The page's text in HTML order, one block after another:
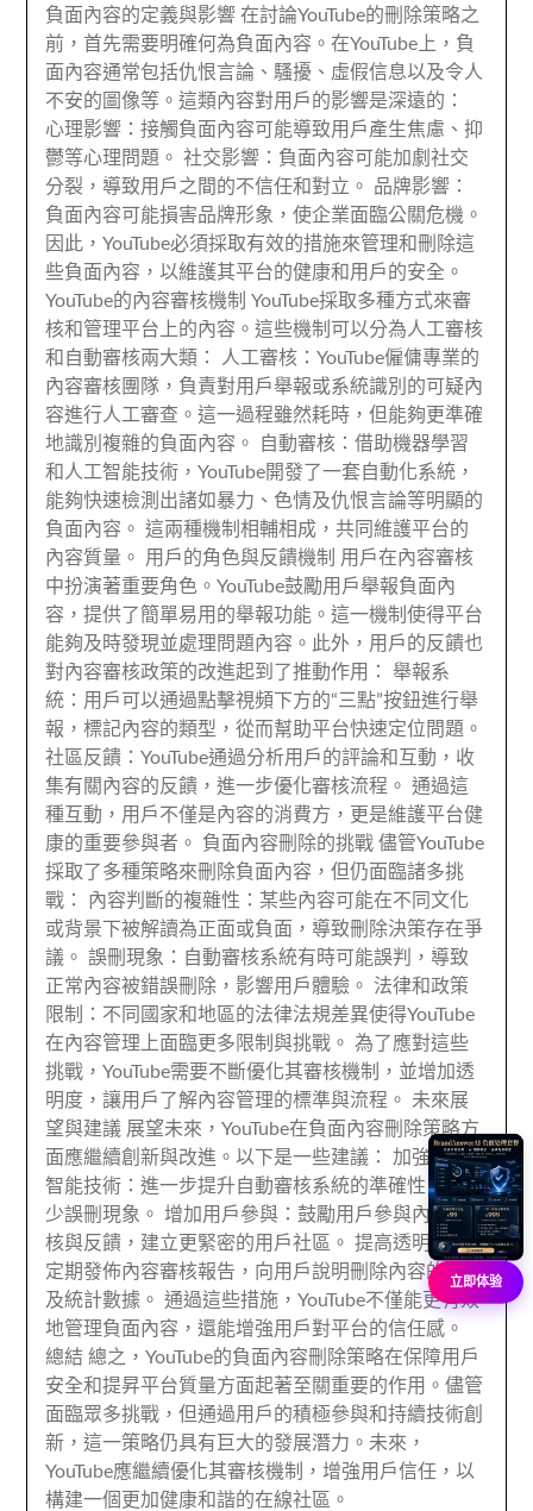
負面內容的定義與影響 在討論YouTube的刪除策略之
前，首先需要明確何為負面內容。在YouTube上，負
面內容通常包括仇恨言論、騷擾、虛假信息以及令人
不安的圖像等。這類內容對用戶的影響是深遠的：
心理影響：接觸負面內容可能導致用戶產生焦慮、抑
鬱等心理問題。 社交影響：負面內容可能加劇社交
分裂，導致用戶之間的不信任和對立。 品牌影響：
負面內容可能損害品牌形象，使企業面臨公關危機。
因此，YouTube必須採取有效的措施來管理和刪除這
些負面內容，以維護其平台的健康和用戶的安全。
YouTube的內容審核機制 YouTube採取多種方式來審
核和管理平台上的內容。這些機制可以分為人工審核
和自動審核兩大類： 人工審核：YouTube僱傭專業的
內容審核團隊，負責對用戶舉報或系統識別的可疑內
容進行人工審查。這一過程雖然耗時，但能夠更準確
地識別複雜的負面內容。 自動審核：借助機器學習
和人工智能技術，YouTube開發了一套自動化系統，
能夠快速檢測出諸如暴力、色情及仇恨言論等明顯的
負面內容。 這兩種機制相輔相成，共同維護平台的
內容質量。 用戶的角色與反饋機制 用戶在內容審核
中扮演著重要角色。YouTube鼓勵用戶舉報負面內
容，提供了簡單易用的舉報功能。這一機制使得平台
能夠及時發現並處理問題內容。此外，用戶的反饋也
對內容審核政策的改進起到了推動作用： 舉報系
統：用戶可以通過點擊視頻下方的“三點”按鈕進行舉
報，標記內容的類型，從而幫助平台快速定位問題。
社區反饋：YouTube通過分析用戶的評論和互動，收
集有關內容的反饋，進一步優化審核流程。 通過這
種互動，用戶不僅是內容的消費方，更是維護平台健
康的重要參與者。 負面內容刪除的挑戰 儘管YouTube
採取了多種策略來刪除負面內容，但仍面臨諸多挑
戰： 內容判斷的複雜性：某些內容可能在不同文化
或背景下被解讀為正面或負面，導致刪除決策存在爭
議。 誤刪現象：自動審核系統有時可能誤判，導致
正常內容被錯誤刪除，影響用戶體驗。 法律和政策
限制：不同國家和地區的法律法規差異使得YouTube
在內容管理上面臨更多限制與挑戰。 為了應對這些
挑戰，YouTube需要不斷優化其審核機制，並增加透
明度，讓用戶了解內容管理的標準與流程。 未來展
望與建議 展望未來，YouTube在負面內容刪除策略方
面應繼續創新與改進。以下是一些建議： 加強人工
智能技術：進一步提升自動審核系統的準確性，以減
少誤刪現象。 增加用戶參與：鼓勵用戶參與內容審
核與反饋，建立更緊密的用戶社區。 提高透明度：
定期發佈內容審核報告，向用戶說明刪除內容的原因
及統計數據。 通過這些措施，YouTube不僅能更有效
地管理負面內容，還能增強用戶對平台的信任感。
總結 總之，YouTube的負面內容刪除策略在保障用戶
安全和提昇平台質量方面起著至關重要的作用。儘管
面臨眾多挑戰，但通過用戶的積極參與和持續技術創
新，這一策略仍具有巨大的發展潛力。未來，
YouTube應繼續優化其審核機制，增強用戶信任，以
構建一個更加健康和諧的在線社區。
立即体验